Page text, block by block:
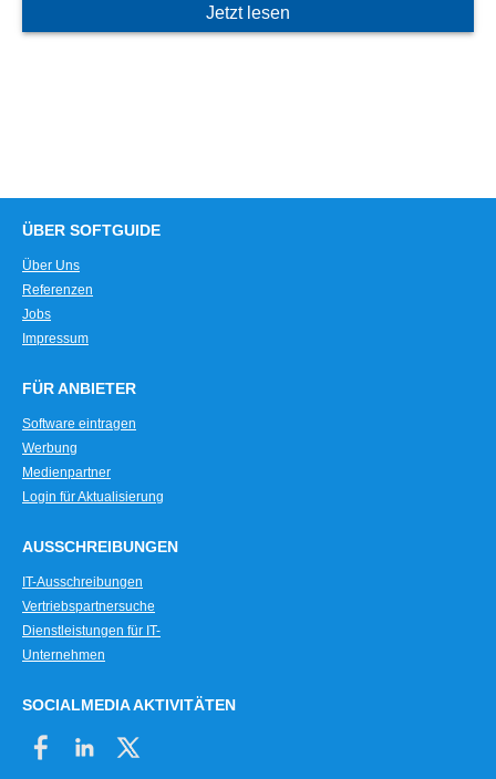
Jetzt lesen
ÜBER SOFTGUIDE
Über Uns
Referenzen
Jobs
Impressum
FÜR ANBIETER
Software eintragen
Werbung
Medienpartner
Login für Aktualisierung
AUSSCHREIBUNGEN
IT-Ausschreibungen
Vertriebspartnersuche
Dienstleistungen für IT-
Unternehmen
SOCIALMEDIA AKTIVITÄTEN